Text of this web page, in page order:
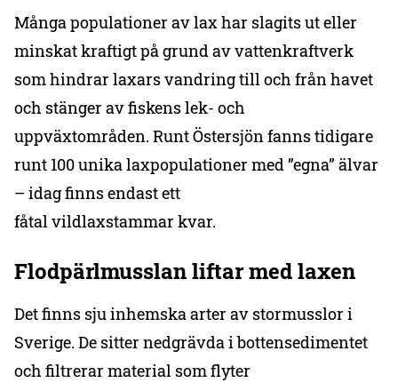
Många populationer av lax har slagits ut eller
minskat kraftigt på grund av vattenkraftverk
som hindrar laxars vandring till och från havet
och stänger av fiskens lek- och
uppväxtområden. Runt Östersjön fanns tidigare
runt 100 unika laxpopulationer med ”egna” älvar
– idag finns endast ett
fåtal vildlaxstammar kvar.
Flodpärlmusslan liftar med laxen
Det finns sju inhemska arter av stormusslor i
Sverige. De sitter nedgrävda i bottensedimentet
och filtrerar material som flyter